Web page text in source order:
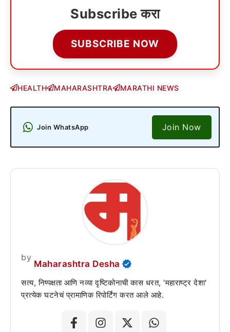
Subscribe करा
SUBSCRIBE NOW
HEALTH MAHARASHTRA MARATHI NEWS
Join WhatsApp Join Now
by
Maharashtra Desha
सत्य, निष्पक्षता आणि नव्या दृष्टिकोनाची कास धरत, 'महाराष्ट्र देशा'
प्रत्येक घटनेचं प्रामाणिक रिपोर्टिंग करत आले आहे.